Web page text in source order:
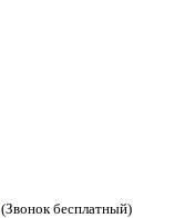
(Звонок бесплатный)